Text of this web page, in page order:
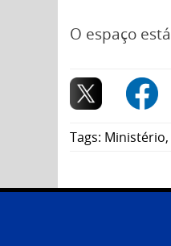
O espaço
Tags: Ministério,